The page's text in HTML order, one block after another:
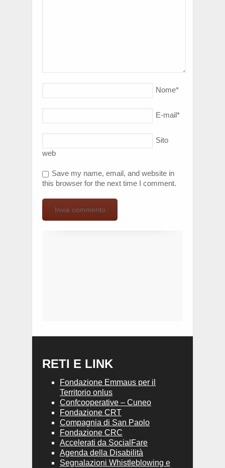
Nome*
E-mail*
Sito
web
Save my name, email, and website in
this browser for the next time I comment.
RETI E LINK
Fondazione Emmaus per il
Territorio onlus
Confcooperative – Cuneo
Fondazione CRT
Compagnia di San Paolo
Fondazione CRC
Accelerati da SocialFare
Agenda della Disabilità
Segnalazioni Whistleblowing e